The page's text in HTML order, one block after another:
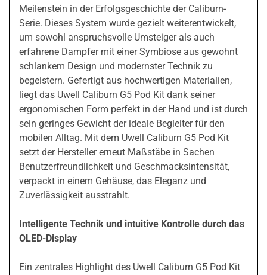
Meilenstein in der Erfolgsgeschichte der Caliburn-
Serie. Dieses System wurde gezielt weiterentwickelt,
um sowohl anspruchsvolle Umsteiger als auch
erfahrene Dampfer mit einer Symbiose aus gewohnt
schlankem Design und modernster Technik zu
begeistern. Gefertigt aus hochwertigen Materialien,
liegt das Uwell Caliburn G5 Pod Kit dank seiner
ergonomischen Form perfekt in der Hand und ist durch
sein geringes Gewicht der ideale Begleiter für den
mobilen Alltag. Mit dem Uwell Caliburn G5 Pod Kit
setzt der Hersteller erneut Maßstäbe in Sachen
Benutzerfreundlichkeit und Geschmacksintensität,
verpackt in einem Gehäuse, das Eleganz und
Zuverlässigkeit ausstrahlt.
Intelligente Technik und intuitive Kontrolle durch das
OLED-Display
Ein zentrales Highlight des Uwell Caliburn G5 Pod Kit